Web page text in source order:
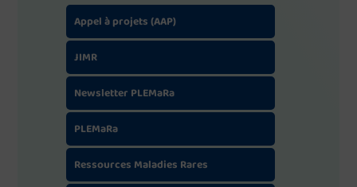
Appel à projets (AAP)
JIMR
Newsletter PLEMaRa
PLEMaRa
Ressources Maladies Rares